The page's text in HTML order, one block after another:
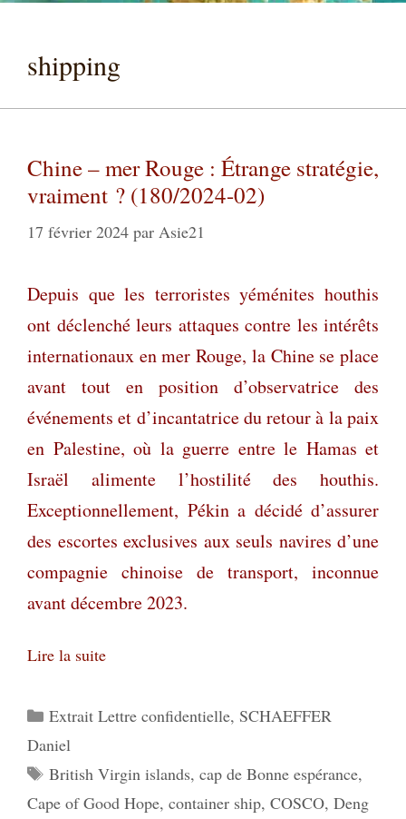
shipping
Chine – mer Rouge : Étrange stratégie,
vraiment ? (180/2024-02)
17 février 2024 par Asie21
Depuis que les terroristes yéménites houthis
ont déclenché leurs attaques contre les intérêts
internationaux en mer Rouge, la Chine se place
avant tout en position d’observatrice des
événements et d’incantatrice du retour à la paix
en Palestine, où la guerre entre le Hamas et
Israël alimente l’hostilité des houthis.
Exceptionnellement, Pékin a décidé d’assurer
des escortes exclusives aux seuls navires d’une
compagnie chinoise de transport, inconnue
avant décembre 2023.
Lire la suite
Catégories
Extrait Lettre confidentielle, SCHAEFFER
Daniel
Étiquettes
British Virgin islands, cap de Bonne espérance,
Cape of Good Hope, container ship, COSCO, Deng